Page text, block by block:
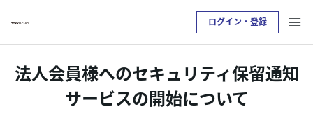
ログイン・登録
お支払い明細を確認したい方は
クレジットサービスへログインが必要です
法人会員様へのセキュリティ保留通知
サービスの開始について